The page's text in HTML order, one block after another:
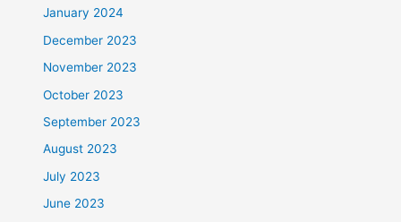
January 2024
December 2023
November 2023
October 2023
September 2023
August 2023
July 2023
June 2023